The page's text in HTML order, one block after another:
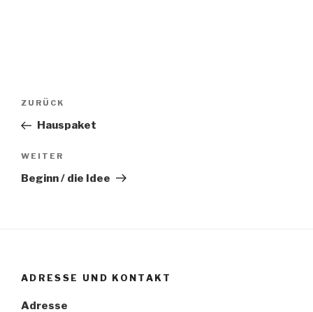
Beitragsnavigation
Vorheriger
Beitrag
ZURÜCK
Hauspaket
Nächster
Beitrag
WEITER
Beginn / die Idee
ADRESSE UND KONTAKT
Adresse